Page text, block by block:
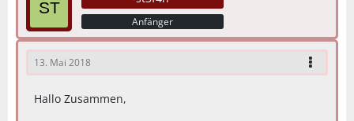
Anfänger
13. Mai 2018
Hallo Zusammen,